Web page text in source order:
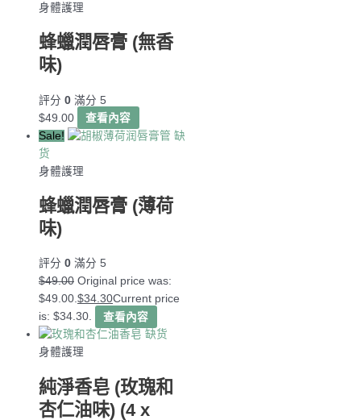
身體護理
蜂蠟潤唇膏 (無香
味)
評分 0 滿分 5
$49.00
查看內容
Sale!
缺
货
身體護理
蜂蠟潤唇膏 (薄荷
味)
評分 0 滿分 5
$49.00 Original price was:
$49.00.$34.30Current price
is: $34.30.
查看內容
缺货
身體護理
純淨香皂 (玫瑰和
杏仁油味) (4 x